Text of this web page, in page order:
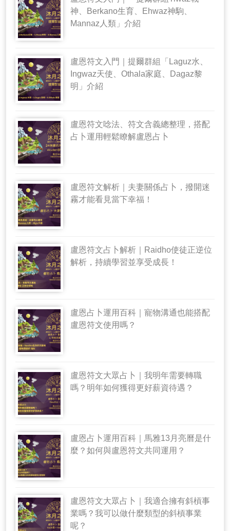
神、Berkano生育、Ehwaz神駒、
Mannaz人類」介紹
盧恩符文入門｜提爾群組「Laguz水、
Ingwaz天使、Othala家庭、Dagaz黎
明」介紹
盧恩符文唸法、符文含義總整理，搭配
占卜運用輕鬆瞭解盧恩占卜
盧恩符文解析｜夫妻關係占卜，撥開迷
霧才能看見當下幸福！
盧恩符文占卜解析｜Raidho使徒正逆位
解析，持續學習並享受成長！
盧恩占卜運用百科｜寵物溝通也能搭配
盧恩符文使用嗎？
盧恩符文大眾占卜｜我明年需要轉職
嗎？明年如何獲得更好薪資待遇？
盧恩占卜運用百科｜馬雅13月亮曆是什
麼？如何與盧恩符文共同運用？
盧恩符文大眾占卜｜我適合擁有斜槓事
業嗎？我可以做什麼類型的斜槓事業
呢？